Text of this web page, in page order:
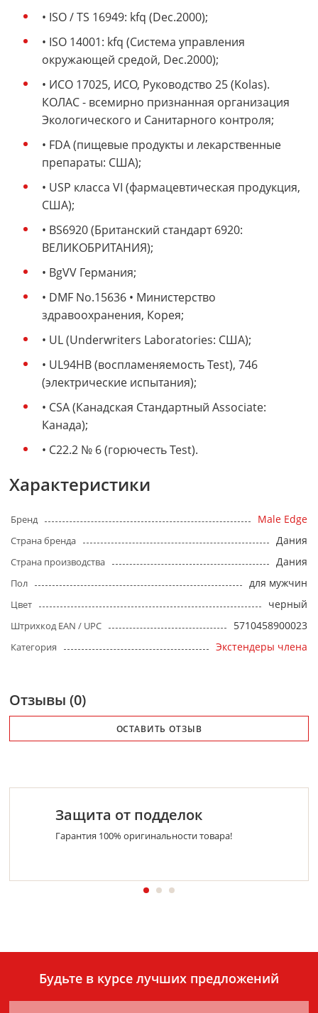
• ISO / TS 16949: kfq (Dec.2000);
• ISO 14001: kfq (Система управления
окружающей средой, Dec.2000);
• ИСО 17025, ИСО, Руководство 25 (Kolas).
КОЛАС - всемирно признанная организация
Экологического и Санитарного контроля;
• FDA (пищевые продукты и лекарственные
препараты: США);
• USP класса VI (фармацевтическая продукция,
США);
• BS6920 (Британский стандарт 6920:
ВЕЛИКОБРИТАНИЯ);
• BgVV Германия;
• DMF No.15636 • Министерство
здравоохранения, Корея;
• UL (Underwriters Laboratories: США);
• UL94HB (воспламеняемость Test), 746
(электрические испытания);
• CSA (Канадская Стандартный Associate:
Канада);
• C22.2 № 6 (горючесть Test).
Характеристики
Бренд Male Edge
Страна бренда Дания
Страна производства Дания
Пол для мужчин
Цвет черный
Штрихкод EAN / UPC 5710458900023
Категория Экстендеры члена
Отзывы (0)
ОСТАВИТЬ ОТЗЫВ
Защита от подделок
Гарантия 100% оригинальности товара!
Будьте в курсе лучших предложений